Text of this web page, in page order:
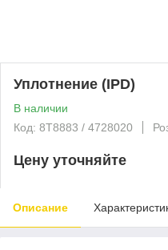
Уплотнение (IPD)
В наличии
Код: 8T8883 / 4728020
Цену уточняйте
Описание